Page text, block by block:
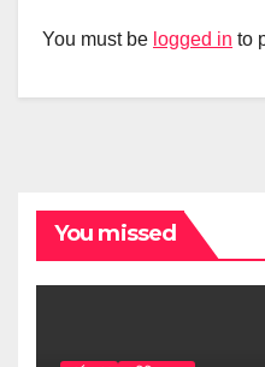
You must be logged in to
You missed